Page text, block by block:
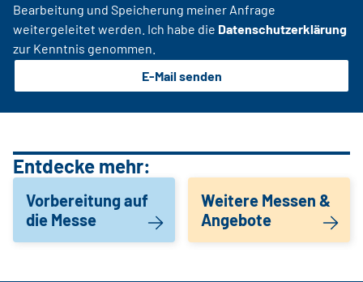
Bearbeitung und Speicherung meiner Anfrage
weitergeleitet werden. Ich habe die Datenschutzerklärung
zur Kenntnis genommen.
E-Mail senden
Entdecke mehr:
Vorbereitung auf
die Messe
Weitere Messen &
Angebote